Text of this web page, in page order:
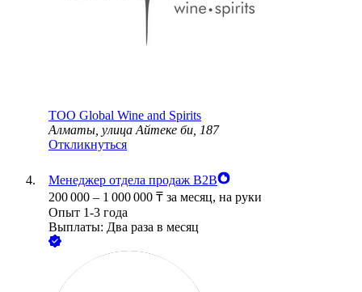
ТОО Global Wine and Spirits
Алматы, улица Айтеке би, 187
Откликнуться
Менеджер отдела продаж B2B
200 000 – 1 000 000 ₸ за месяц, на руки
Опыт 1-3 года
Выплаты: Два раза в месяц